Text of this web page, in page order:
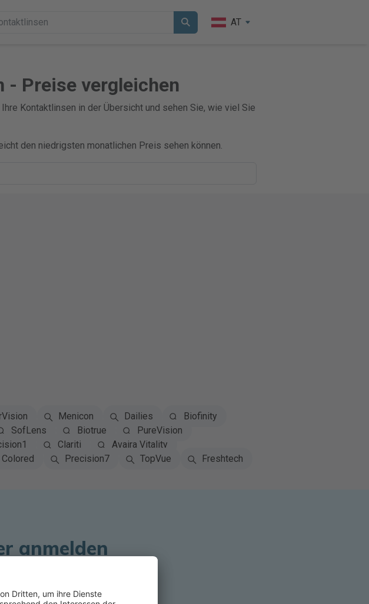
AT
Preise vergleichen
Kontaktlinsen in der Übersicht und sehen Sie, wie viel Sie
den niedrigsten monatlichen Preis sehen können.
Menicon Dailies
Biofinity
SofLens Biotrue
PureVision
Clariti
Avaira Vitality
Colored Precision7 TopVue Freshtech
anmelden
Abonnieren